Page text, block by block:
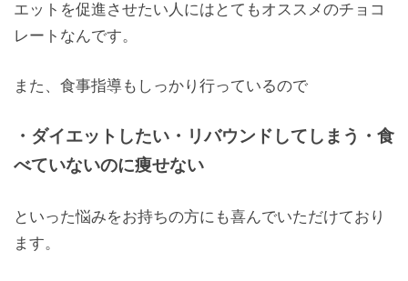
エットを促進させたい人にはとてもオススメのチョコ
レートなんです。
また、食事指導もしっかり行っているので
・ダイエットしたい・リバウンドしてしまう・食
べていないのに痩せない
といった悩みをお持ちの方にも喜んでいただけており
ます。